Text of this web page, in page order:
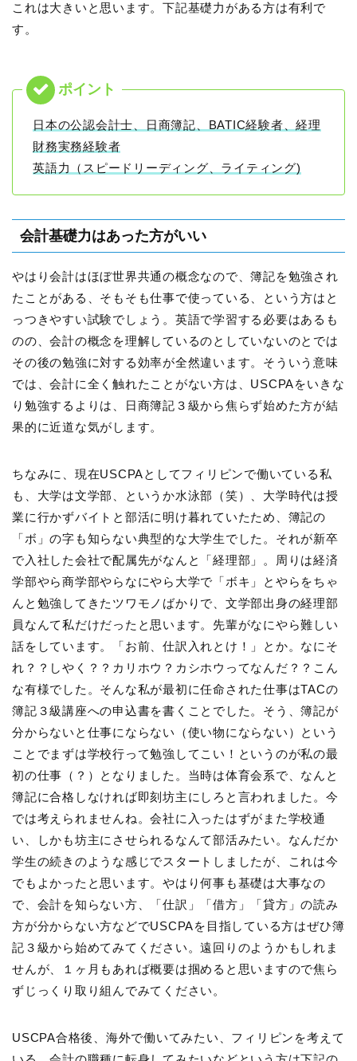
これは大きいと思います。下記基礎力がある方は有利で
す。
日本の公認会計士、日商簿記、BATIC経験者、経理
財務実務経験者
英語力（スピードリーディング、ライティング)
会計基礎力はあった方がいい
やはり会計はほぼ世界共通の概念なので、簿記を勉強され
たことがある、そもそも仕事で使っている、という方はと
っつきやすい試験でしょう。英語で学習する必要はあるも
のの、会計の概念を理解しているのとしていないのとでは
その後の勉強に対する効率が全然違います。そういう意味
では、会計に全く触れたことがない方は、USCPAをいきな
り勉強するよりは、日商簿記３級から焦らず始めた方が結
果的に近道な気がします。
ちなみに、現在USCPAとしてフィリピンで働いている私
も、大学は文学部、というか水泳部（笑）、大学時代は授
業に行かずバイトと部活に明け暮れていたため、簿記の
「ボ」の字も知らない典型的な大学生でした。それが新卒
で入社した会社で配属先がなんと「経理部」。周りは経済
学部やら商学部やらなにやら大学で「ボキ」とやらをちゃ
んと勉強してきたツワモノばかりで、文学部出身の経理部
員なんて私だけだったと思います。先輩がなにやら難しい
話をしています。「お前、仕訳入れとけ！」とか。なにそ
れ？？しやく？？カリホウ？カシホウってなんだ？？こん
な有様でした。そんな私が最初に任命された仕事はTACの
簿記３級講座への申込書を書くことでした。そう、簿記が
分からないと仕事にならない（使い物にならない）という
ことでまずは学校行って勉強してこい！というのが私の最
初の仕事（？）となりました。当時は体育会系で、なんと
簿記に合格しなければ即刻坊主にしろと言われました。今
では考えられませんね。会社に入ったはずがまた学校通
い、しかも坊主にさせられるなんて部活みたい。なんだか
学生の続きのような感じでスタートしましたが、これは今
でもよかったと思います。やはり何事も基礎は大事なの
で、会計を知らない方、「仕訳」「借方」「貸方」の読み
方が分からない方などでUSCPAを目指している方はぜひ簿
記３級から始めてみてください。遠回りのようかもしれま
せんが、１ヶ月もあれば概要は掴めると思いますので焦ら
ずじっくり取り組んでみてください。
USCPA合格後、海外で働いてみたい、フィリピンを考えて